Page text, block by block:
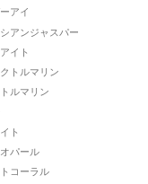
アイ
アンジャスパー
イト
トルマリン
ルマリン
ト
パール
コーラル